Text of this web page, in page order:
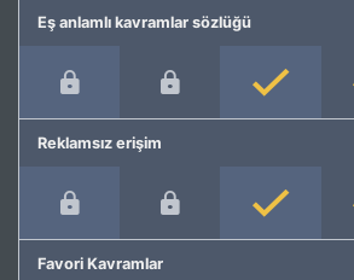
Eş anlamlı kavramlar sözlüğü
Reklamsız erişim
Favori Kavramlar